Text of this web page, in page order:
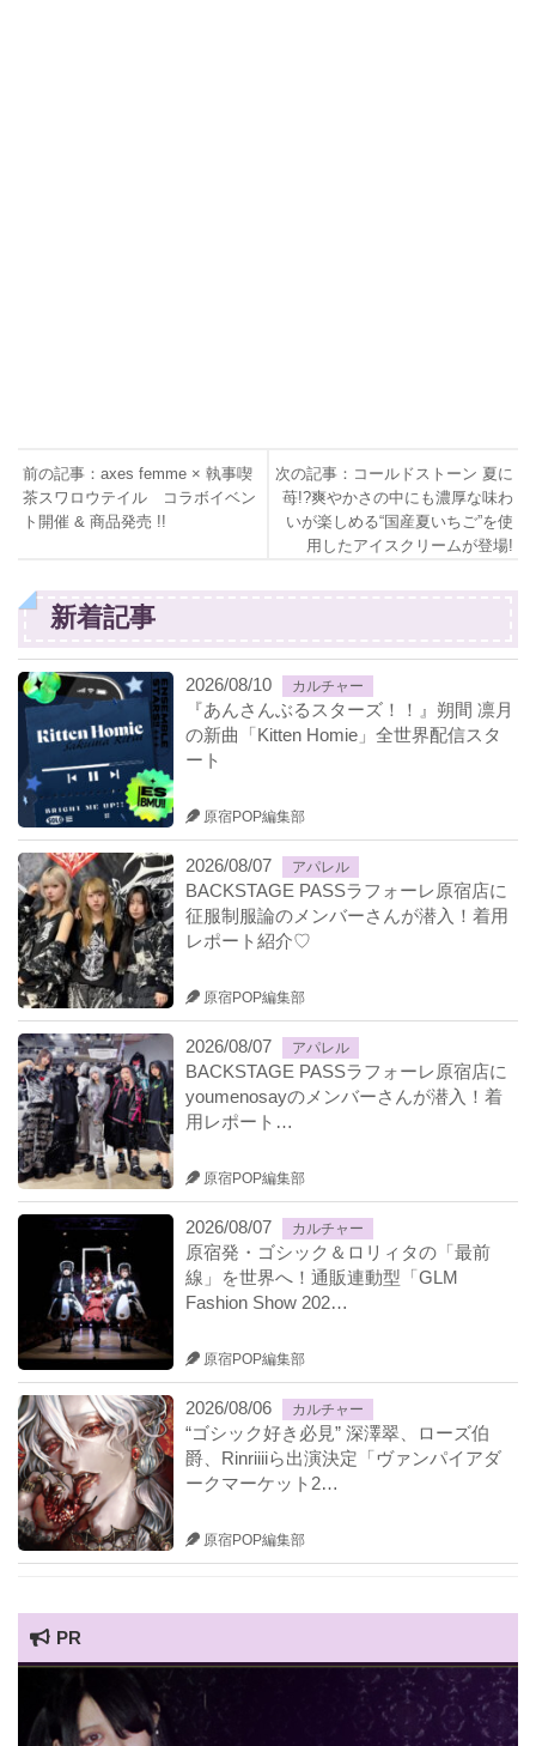
前の記事：axes femme × 執事喫
茶スワロウテイル コラボイベン
ト開催 & 商品発売 !!
次の記事：コールドストーン 夏に
苺!?爽やかさの中にも濃厚な味わ
いが楽しめる“国産夏いちご”を使
用したアイスクリームが登場!
新着記事
2026/08/10 カルチャー
『あんさんぶるスターズ！！』朔間 凛月
の新曲「Kitten Homie」全世界配信スタ
ート
原宿POP編集部
2026/08/07 アパレル
BACKSTAGE PASSラフォーレ原宿店に
征服制服論のメンバーさんが潜入！着用
レポート紹介♡
原宿POP編集部
2026/08/07 アパレル
BACKSTAGE PASSラフォーレ原宿店に
youmenosayのメンバーさんが潜入！着
用レポート…
原宿POP編集部
2026/08/07 カルチャー
原宿発・ゴシック＆ロリィタの「最前
線」を世界へ！通販連動型「GLM
Fashion Show 202…
原宿POP編集部
2026/08/06 カルチャー
“ゴシック好き必見” 深澤翠、ローズ伯
爵、Rinriiiiら出演決定「ヴァンパイアダ
ークマーケット2…
原宿POP編集部
PR
HARAJUKU POP TV